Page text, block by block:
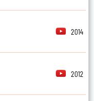
2014
2012